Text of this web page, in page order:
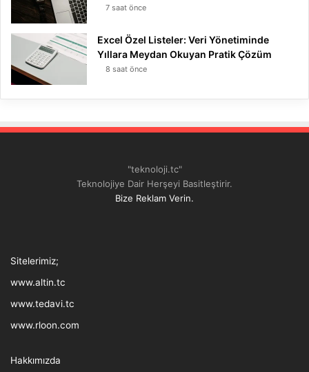
7 saat önce
Excel Özel Listeler: Veri Yönetiminde
Yıllara Meydan Okuyan Pratik Çözüm
8 saat önce
"teknoloji.tc"
Teknolojiye Dair Herşeyi Basitleştirir.
Bize Reklam Verin.
Sitelerimiz;
www.altin.tc
www.tedavi.tc
www.rloon.com
Hakkımızda